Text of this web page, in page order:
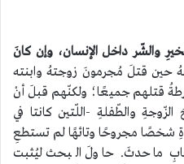
والشّر داخل الإنسان، وإن كانَ
حين قتلَ مُجرمونَ زوجتهُ وابنته
قتلهم جميعًا؛ ولكنّهم قبلَ أنْ
والطّفلةِ -اللّتين كانتا في
شخصًا مجروحًا وتائهًا لم تستطعِ
ما حدثَ. حاولَ البحث ليُثبت